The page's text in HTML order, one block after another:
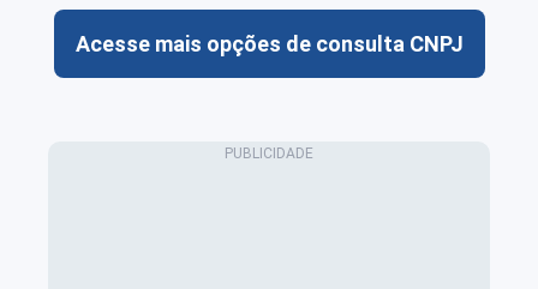
Acesse mais opções de consulta CNPJ